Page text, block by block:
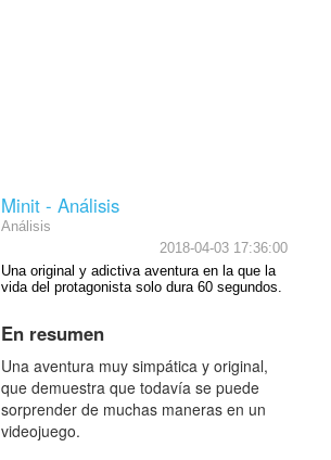
Minit - Análisis
Análisis
2018-04-03 17:36:00
Una original y adictiva aventura en la que la
vida del protagonista solo dura 60 segundos.
En resumen
Una aventura muy simpática y original,
que demuestra que todavía se puede
sorprender de muchas maneras en un
videojuego.